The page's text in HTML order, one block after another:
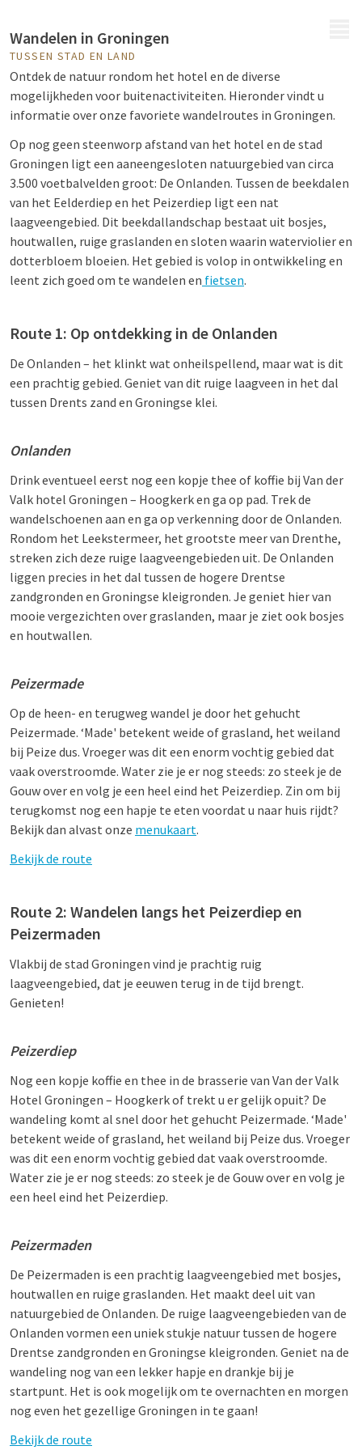
Wandelen in Groningen
TUSSEN STAD EN LAND
Ontdek de natuur rondom het hotel en de diverse
mogelijkheden voor buitenactiviteiten. Hieronder vindt u
informatie over onze favoriete wandelroutes in Groningen.
Op nog geen steenworp afstand van het hotel en de stad
Groningen ligt een aaneengesloten natuurgebied van circa
3.500 voetbalvelden groot: De Onlanden. Tussen de beekdalen
van het Eelderdiep en het Peizerdiep ligt een nat
laagveengebied. Dit beekdallandschap bestaat uit bosjes,
houtwallen, ruige graslanden en sloten waarin waterviolier en
dotterbloem bloeien. Het gebied is volop in ontwikkeling en
leent zich goed om te wandelen en fietsen.
Route 1: Op ontdekking in de Onlanden
De Onlanden – het klinkt wat onheilspellend, maar wat is dit
een prachtig gebied. Geniet van dit ruige laagveen in het dal
tussen Drents zand en Groningse klei.
Onlanden
Drink eventueel eerst nog een kopje thee of koffie bij Van der
Valk hotel Groningen – Hoogkerk en ga op pad. Trek de
wandelschoenen aan en ga op verkenning door de Onlanden.
Rondom het Leekstermeer, het grootste meer van Drenthe,
streken zich deze ruige laagveengebieden uit. De Onlanden
liggen precies in het dal tussen de hogere Drentse
zandgronden en Groningse kleigronden. Je geniet hier van
mooie vergezichten over graslanden, maar je ziet ook bosjes
en houtwallen.
Peizermade
Op de heen- en terugweg wandel je door het gehucht
Peizermade. ‘Made' betekent weide of grasland, het weiland
bij Peize dus. Vroeger was dit een enorm vochtig gebied dat
vaak overstroomde. Water zie je er nog steeds: zo steek je de
Gouw over en volg je een heel eind het Peizerdiep. Zin om bij
terugkomst nog een hapje te eten voordat u naar huis rijdt?
Bekijk dan alvast onze menukaart.
Bekijk de route
Route 2: Wandelen langs het Peizerdiep en
Peizermaden
Vlakbij de stad Groningen vind je prachtig ruig
laagveengebied, dat je eeuwen terug in de tijd brengt.
Genieten!
Peizerdiep
Nog een kopje koffie en thee in de brasserie van Van der Valk
Hotel Groningen – Hoogkerk of trekt u er gelijk opuit? De
wandeling komt al snel door het gehucht Peizermade. ‘Made'
betekent weide of grasland, het weiland bij Peize dus. Vroeger
was dit een enorm vochtig gebied dat vaak overstroomde.
Water zie je er nog steeds: zo steek je de Gouw over en volg je
een heel eind het Peizerdiep.
Peizermaden
De Peizermaden is een prachtig laagveengebied met bosjes,
houtwallen en ruige graslanden. Het maakt deel uit van
natuurgebied de Onlanden. De ruige laagveengebieden van de
Onlanden vormen een uniek stukje natuur tussen de hogere
Drentse zandgronden en Groningse kleigronden. Geniet na de
wandeling nog van een lekker hapje en drankje bij je
startpunt. Het is ook mogelijk om te overnachten en morgen
nog even het gezellige Groningen in te gaan!
Bekijk de route